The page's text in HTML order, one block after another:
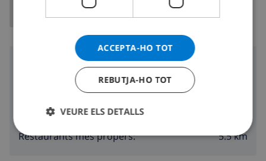
Platja més propera:
Botiga més propera:
Vida nocturna més propera:
Restaurants més propers:
5.5 km
ACCEPTA-HO TOT
REBUTJA-HO TOT
VEURE ELS DETALLS